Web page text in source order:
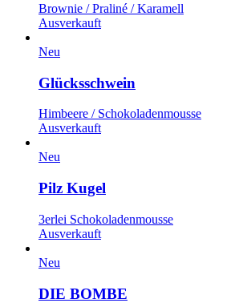
Brownie / Praliné / Karamell
Ausverkauft
Neu
Glücksschwein
Himbeere / Schokoladenmousse
Ausverkauft
Neu
Pilz Kugel
3erlei Schokoladenmousse
Ausverkauft
Neu
DIE BOMBE